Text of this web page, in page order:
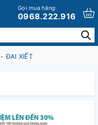
Gọi mua hàng:
0968.222.916
ĐAI XIẾT